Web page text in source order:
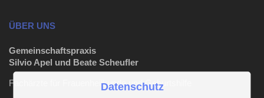
ÜBER UNS
Gemeinschaftspraxis
Silvio Apel und Beate Scheufler
Fachärzte für Frauenheilkunde und Geburtshilfe
Datenschutz